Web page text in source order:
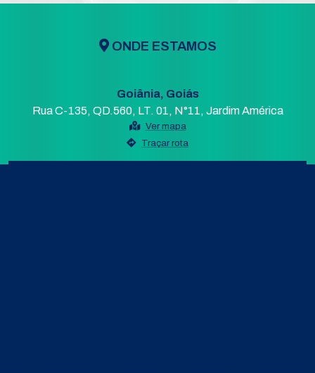
ONDE ESTAMOS
Goiânia, Goiás
Rua C-135, QD.560, LT. 01, N°11, Jardim América
Ver mapa
Traçar rota